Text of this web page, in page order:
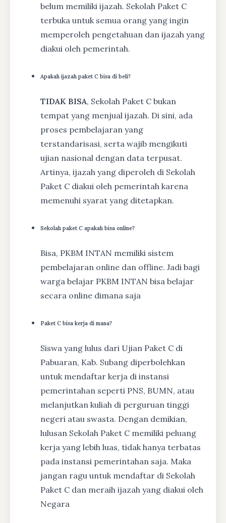
belum memiliki ijazah. Sekolah Paket C
terbuka untuk semua orang yang ingin
memperoleh pengetahuan dan ijazah yang
diakui oleh pemerintah.
Apakah ijazah paket C bisa di beli?
TIDAK BISA, Sekolah Paket C bukan
tempat yang menjual ijazah. Di sini, ada
proses pembelajaran yang
terstandarisasi, serta wajib mengikuti
ujian nasional dengan data terpusat.
Artinya, ijazah yang diperoleh di Sekolah
Paket C diakui oleh pemerintah karena
memenuhi syarat yang ditetapkan.
Sekolah paket C apakah bisa online?
Bisa, PKBM INTAN memiliki sistem
pembelajaran online dan offline. Jadi bagi
warga belajar PKBM INTAN bisa belajar
secara online dimana saja
Paket C bisa kerja di mana?
Siswa yang lulus dari Ujian Paket C di
Pabuaran, Kab. Subang diperbolehkan
untuk mendaftar kerja di instansi
pemerintahan seperti PNS, BUMN, atau
melanjutkan kuliah di perguruan tinggi
negeri atau swasta. Dengan demikian,
lulusan Sekolah Paket C memiliki peluang
kerja yang lebih luas, tidak hanya terbatas
pada instansi pemerintahan saja. Maka
jangan ragu untuk mendaftar di Sekolah
Paket C dan meraih ijazah yang diakui oleh
Negara